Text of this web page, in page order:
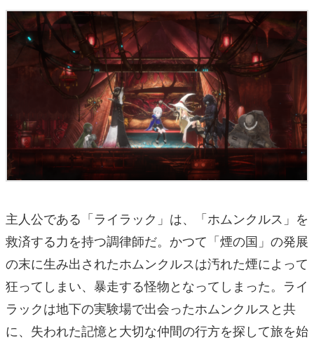
主人公である「ライラック」は、「ホムンクルス」を
救済する力を持つ調律師だ。かつて「煙の国」の発展
の末に生み出されたホムンクルスは汚れた煙によって
狂ってしまい、暴走する怪物となってしまった。ライ
ラックは地下の実験場で出会ったホムンクルスと共
に、失われた記憶と大切な仲間の行方を探して旅を始